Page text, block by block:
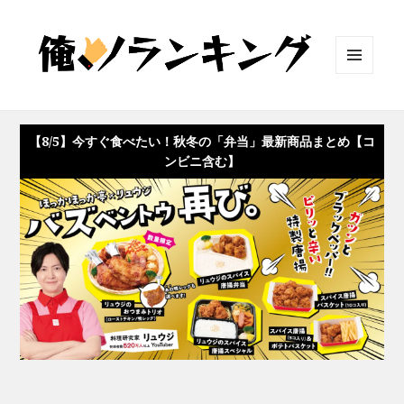
ット
【8/5】今すぐ食べたい！秋冬の「弁当」最新商品まとめ【コ
ンビニ含む】